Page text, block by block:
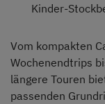
Kinder-
Vom kompakten
Wochenendtrips
längere Touren
passenden